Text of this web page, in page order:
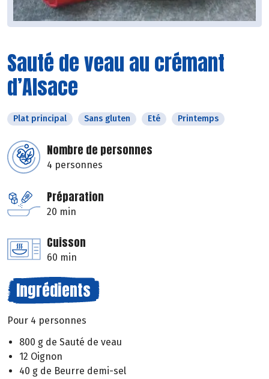
Sauté de veau au crémant
d’Alsace
Plat principal Sans gluten Eté Printemps
Nombre de personnes
4 personnes
Préparation
20 min
Cuisson
60 min
Ingrédients
Pour 4 personnes
800 g de Sauté de veau
12 Oignon
40 g de Beurre demi-sel